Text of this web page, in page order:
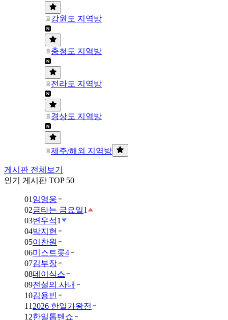
강원도 지역방
충청도 지역방
전라도 지역방
경상도 지역방
제주/해외 지역방
게시판 전체보기
인기 게시판 TOP 50
01 임영웅
02금타는 금요일1
03변우석1
04박지현
05이찬원
06미스트롯4
07김부장
08데이식스
09전설의 사내
10김용빈
11 2026 한일가왕전
12한일톱텐쇼